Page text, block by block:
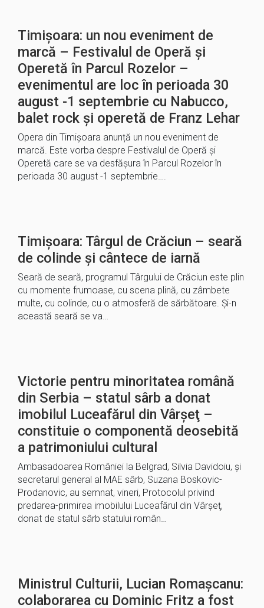
Timișoara: un nou eveniment de
marcă – Festivalul de Operă și
Operetă în Parcul Rozelor –
evenimentul are loc în perioada 30
august -1 septembrie cu Nabucco,
balet rock și operetă de Franz Lehar
Opera din Timișoara anunță un nou eveniment de
marcă. Este vorba despre Festivalul de Operă și
Operetă care se va desfășura în Parcul Rozelor în
perioada 30 august -1 septembrie….
Timișoara: Târgul de Crăciun – seară
de colinde și cântece de iarnă
Seară de seară, programul Târgului de Crăciun este plin
cu momente frumoase, cu scena plină, cu zâmbete
multe, cu colinde, cu o atmosferă de sărbătoare. Și-n
această seară se va…
Victorie pentru minoritatea română
din Serbia – statul sârb a donat
imobilul Luceafărul din Vârşeţ –
constituie o componentă deosebită
a patrimoniului cultural
Ambasadoarea României la Belgrad, Silvia Davidoiu, şi
secretarul general al MAE sârb, Suzana Boskovic-
Prodanovic, au semnat, vineri, Protocolul privind
predarea-primirea imobilului Luceafărul din Vârşeţ,
donat de statul sârb statului român…
Ministrul Culturii, Lucian Romaşcanu:
colaborarea cu Dominic Fritz a fost